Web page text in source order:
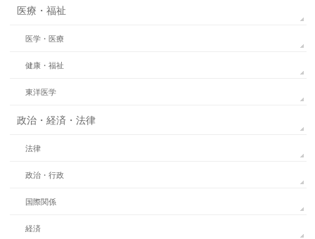
医療・福祉
医学・医療
健康・福祉
東洋医学
政治・経済・法律
法律
政治・行政
国際関係
経済